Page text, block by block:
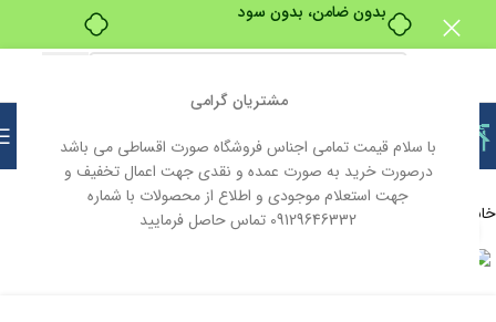
مشتریان گرامی
با سلام قیمت تمامی اجناس فروشگاه صورت اقساطی می باشد
درصورت خرید به صورت عمده و نقدی جهت اعمال تخفیف و
جهت استعلام موجودی و اطلاع از محصولات با شماره
09129646332 تماس حاصل فرمایید
بدون ضامن، بدون سود
خانه ابزار آلات ابزار آلات دستی
بزرگنمایی تصویر